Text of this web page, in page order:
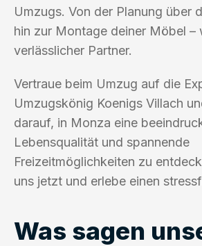
Umzugs. Von der Planung über
hin zur Montage deiner Möbel –
verlässlicher Partner.
Vertraue beim Umzug auf die
Umzugskönig Koenigs Villach
darauf, in Monza eine
Lebensqualität und spannende
Freizeitmöglichkeiten zu
uns jetzt und erlebe einen
Was sagen